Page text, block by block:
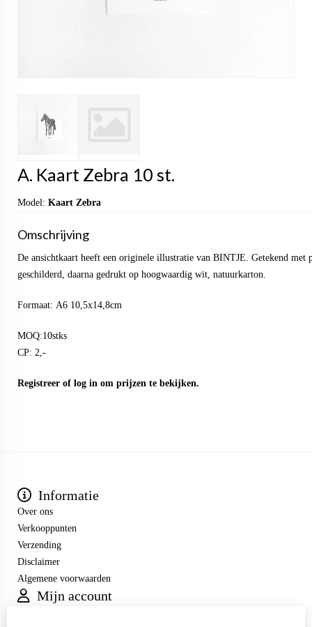
A. Kaart Zebra 10 st.
Model: Kaart Zebra
Omschrijving
De ansichtkaart heeft een originele illustratie van BINTJE. Getekend met
geschilderd, daarna gedrukt op hoogwaardig wit, natuurkarton.
Formaat: A6 10,5x14,8cm
MOQ:10stks
CP: 2,-
Registreer of log in om prijzen te bekijken.
Informatie
Over ons
Verkooppunten
Verzending
Disclaimer
Algemene voorwaarden
Mijn account